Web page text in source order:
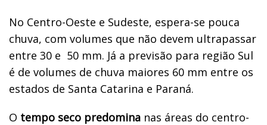
No Centro-Oeste e Sudeste, espera-se pouca
chuva, com volumes que não devem ultrapassar
entre 30 e 50 mm. Já a previsão para região Sul
é de volumes de chuva maiores 60 mm entre os
estados de Santa Catarina e Paraná.
O tempo seco predomina nas áreas do centro-